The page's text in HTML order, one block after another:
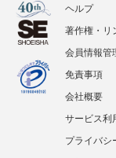
ヘルプ
著作権・リ
会員情報管
免責事項
会社概要
サービス利
プライバシ